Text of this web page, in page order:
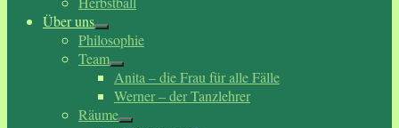
Über uns
Philosophie
Team
Anita – die Frau für alle Fälle
Werner – der Tanzlehrer
Räume